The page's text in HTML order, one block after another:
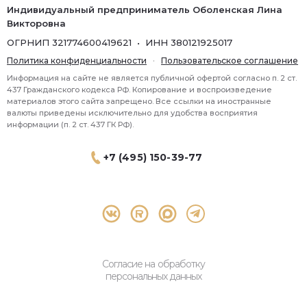
+7 (495) 150-39-77
Согласие на обработку
персональных данных
Индивидуальный предприниматель Оболенская Лина
Викторовна
ОГРНИП 321774600419621 • ИНН 380121925017
Политика конфиденциальности · Пользовательское соглашение
Информация на сайте не является публичной офертой согласно п. 2 ст.
437 Гражданского кодекса РФ. Копирование и воспроизведение
материалов этого сайта запрещено. Все ссылки на иностранные
валюты приведены исключительно для удобства восприятия
информации (п. 2 ст. 437 ГК РФ).